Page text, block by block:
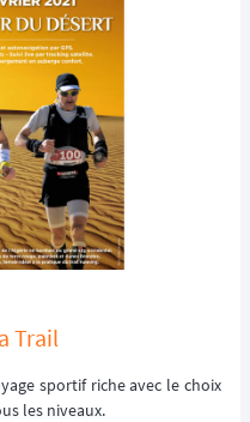
Trail
sportif riche avec le choix
les niveaux.